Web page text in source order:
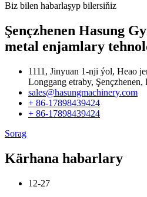
Biz bilen habarlaşyp bilersiňiz
Şençzhenen Hasung
metal enjamlary
1111, Jinyuan 1-nji ýol, Heao
Longgang etraby,
sales@hasungmachinery.com
+ 86-17898439424
+ 86-17898439424
Sorag
Kärhana habarlary
12-27